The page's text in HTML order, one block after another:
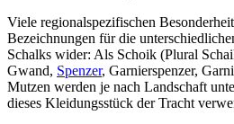
Viele regionalspezifischen
Bezeichnungen für die
Schalks wider: Als Schoik (Plural
Gwand, Spenzer, Garnierspenzer,
Mutzen werden je nach Landschaft
dieses Kleidungsstück der Tracht